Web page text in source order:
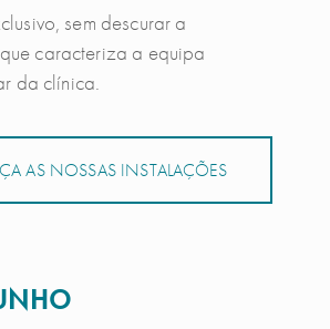
sem descurar a
caracteriza a equipa
da clínica.
AS NOSSAS INSTALAÇÕES